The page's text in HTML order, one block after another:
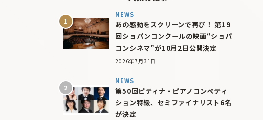
NEWS
あの感動をスクリーンで再び！ 第19
回ショパンコンクールの映画“ショパ
コンシネマ”が10月2日公開決定
2026年7月31日
NEWS
第50回ピティナ・ピアノコンペティ
ション特級、セミファイナリスト6名
が決定